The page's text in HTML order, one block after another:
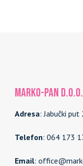
MARKO-PAN d.o.o.
Adresa: Jabučki put
Telefon: 064 173
Email: